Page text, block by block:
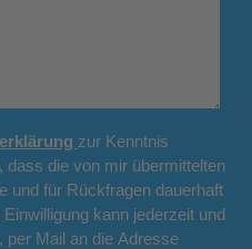
zur Kenntnis
die von mir übermittelten
und für Rückfragen dauerhaft
kann jederzeit und
per Mail an die Adresse